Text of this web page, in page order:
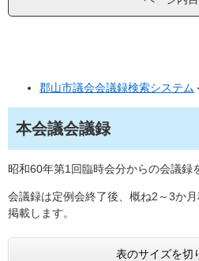
郡山市議会会議録検索システム
本会議会議録
昭和60年第1回臨時会分からの会議録
会議録は定例会終了後、概ね2～3か
掲載します。
表のサイズを切